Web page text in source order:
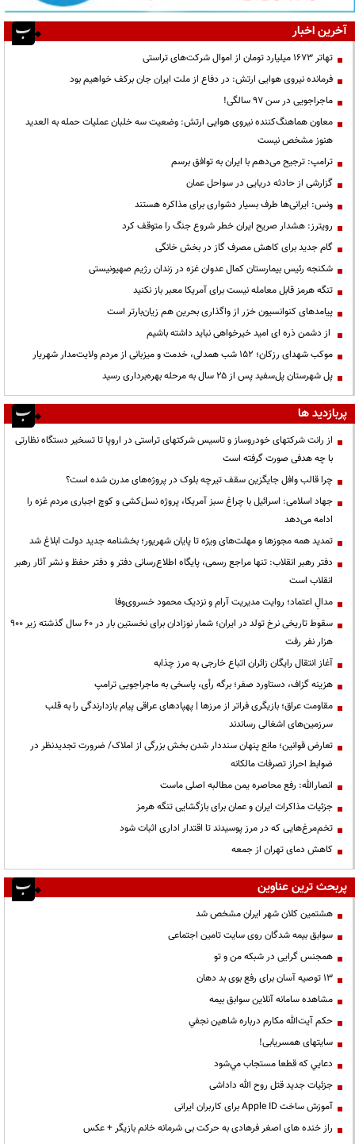
آخرین اخبار
تهاتر ۱۶۷۳ میلیارد تومان از اموال شرکت‌های تراستی
فرمانده نیروی هوایی ارتش: در دفاع از ملت ایران جان برکف خواهیم بود
ماجراجویی در سن ۹۷ سالگی!
معاون هماهنگ‌کننده نیروی هوایی ارتش: وضعیت سه خلبان عملیات حمله به العدید
هنوز مشخص نیست
ترامپ: ترجیح می‌دهم با ایران به توافق برسم
گزارشی از حادثه دریایی در سواحل عمان
ونس: ایرانی‌ها طرف بسیار دشواری برای مذاکره هستند
رویترز: هشدار صریح ایران خطر شروع جنگ را متوقف کرد
گام جدید برای کاهش مصرف گاز در بخش خانگی
شکنجه رئیس بیمارستان کمال عدوان غزه در زندان رژیم صهیونیستی
تنگه هرمز قابل معامله نیست برای آمریکا معبر باز نکنید
پیامدهای کنوانسیون خزر از واگذاری بحرین هم زیان‌بارتر است
از دشمن ذره ای امید خیرخواهی نباید داشته باشیم
موکب شهدای رزکان؛ ۱۵۲ شب همدلی، خدمت و میزبانی از مردم ولایت‌مدار شهریار
پل شهرستان پل‌سفید پس از ۲۵ سال به مرحله بهره‌برداری رسید
پربازدید ها
از رانت‌ شرکتهای خودروساز و تاسیس شرکتهای تراستی در اروپا تا تسخیر دستگاه نظارتی
با چه هدفی صورت گرفته است
چرا قالب وافل جایگزین سقف تیرچه بلوک در پروژه‌های مدرن شده است؟
جهاد اسلامی: اسرائیل با چراغ سبز آمریکا، پروژه نسل‌کشی و کوچ اجباری مردم غزه را
ادامه می‌دهد
تمدید همه مجوزها و مهلت‌های ویژه تا پایان شهریور؛ بخشنامه جدید دولت ابلاغ شد
دفتر رهبر انقلاب: تنها مراجع رسمی، پایگاه اطلاع‌رسانی دفتر و دفتر حفظ و نشر آثار رهبر
انقلاب است
مدالِ اعتماد؛ روایت مدیریت آرام و نزدیک محمود خسروی‌وفا
سقوط تاریخی نرخ تولد در ایران؛ شمار نوزادان برای نخستین بار در ۶۰ سال گذشته زیر ۹۰۰
هزار نفر رفت
آغاز انتقال رایگان زائران اتباع خارجی به مرز چذابه
هزینه گزاف، دستاورد صفر؛ برگه رأی، پاسخی به ماجراجویی ترامپ
مقاومت عراق؛ بازیگری فراتر از مرزها | پهپادهای عراقی پیام بازدارندگی را به قلب
سرزمین‌های اشغالی رساندند
تعارض قوانین؛ مانع پنهان سنددار شدن بخش بزرگی از املاک/ ضرورت تجدیدنظر در
ضوابط احراز تصرفات مالکانه
انصارالله: رفع محاصره یمن مطالبه اصلی ماست
جزئیات مذاکرات ایران و عمان برای بازگشایی تنگه هرمز
تخم‌مرغ‌هایی که در مرز پوسیدند تا اقتدار اداری اثبات شود
کاهش دمای تهران از جمعه
پربحث ترین عناوین
هشتمین کلان شهر ایران مشخص شد
سوابق بیمه شدگان روی سایت تامین اجتماعی
همجنس گرایی در شبکه من و تو
13 توصیه آسان برای رفع بوی بد دهان
مشاهده سامانه آنلاين سوابق بیمه
حكم آيت‌الله مكارم درباره شاهين نجفي
سایتهای همسریابی!
دعايي كه قطعا مستجاب مي‌شود
جزئیات جدید قتل روح الله داداشی
آموزش ساخت Apple ID برای کاربران ایرانی
راز خنده های اصغر فرهادی به حرکت بی شرمانه خانم بازیگر + عکس